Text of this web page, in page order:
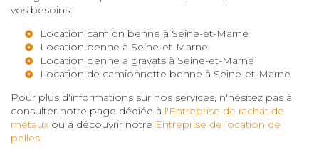
vos besoins :
Location camion benne à Seine-et-Marne
Location benne à Seine-et-Marne
Location benne a gravats à Seine-et-Marne
Location de camionnette benne à Seine-et-Marne
Pour plus d'informations sur nos services, n'hésitez pas à
consulter notre page dédiée à l'Entreprise de rachat de
métaux ou à découvrir notre Entreprise de location de
pelles.